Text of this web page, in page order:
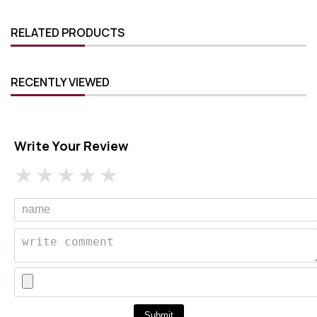
RELATED PRODUCTS
RECENTLY VIEWED
Write Your Review